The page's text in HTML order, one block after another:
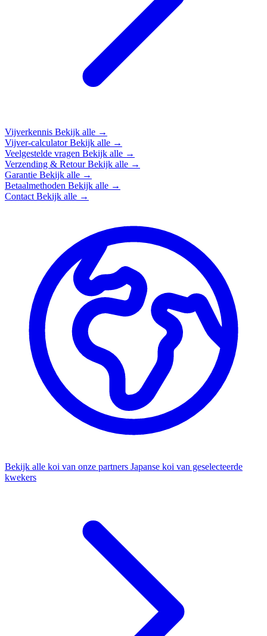
Vijverkennis Bekijk alle →
Vijver-calculatorBekijk alle →
Veelgestelde vragen Bekijk alle →
Verzending & RetourBekijk alle →
Garantie Bekijk alle →
Betaalmethoden Bekijk alle →
Contact Bekijk alle →
Bekijk alle koi van onze partners Japanse koi van geselecteerde
kwekers